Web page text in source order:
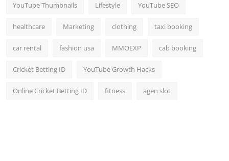
YouTube Thumbnails Lifestyle YouTube SEO
healthcare Marketing clothing taxi booking
car rental fashion usa MMOEXP cab booking
Cricket Betting ID YouTube Growth Hacks
Online Cricket Betting ID fitness agen slot